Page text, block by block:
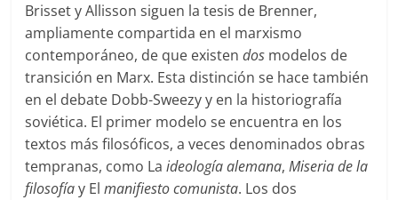
Brisset y Allisson siguen la tesis de Brenner,
ampliamente compartida en el marxismo
contemporáneo, de que existendos modelos de
transición en Marx. Esta distinción se hace también
en el debate Dobb-Sweezy y en la historiografía
soviética. El primer modelo se encuentra en los
textos más filosóficos, a veces denominados obras
tempranas, como Laideología alemana,Miseria de la
filosofíay Elmanifiesto comunista. Los dos